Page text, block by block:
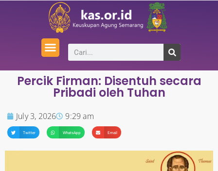
Percik Firman: Disentuh secara
Pribadi oleh Tuhan
July 3, 2026 9:29 am
Twitter WhatsApp Email